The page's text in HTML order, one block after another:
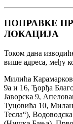
ПОПРАВКЕ
ЛОКАЦИЈА
Током дана
више адреса, међу
Милића
9а и 16, Ђорђа
Јаворска 9,
Туцовића 10,
Тесла“),